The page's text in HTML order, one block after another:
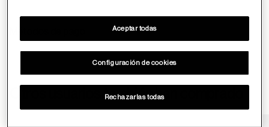
Otros usuarios también han comprado
Configuración de cookies
Rechazarlas todas
Aceptar todas